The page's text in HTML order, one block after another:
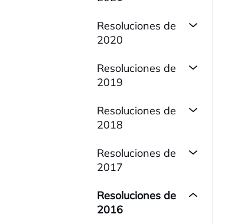
Resoluciones de
2020
Resoluciones de
2019
Resoluciones de
2018
Resoluciones de
2017
Resoluciones de
2016